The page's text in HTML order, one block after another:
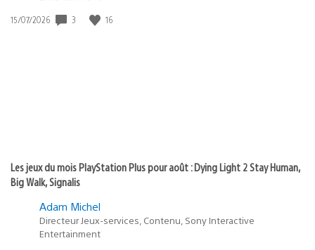
Date
15/07/2026 3 16
Les jeux du mois PlayStation Plus pour août : Dying Light 2 Stay Human,
Big Walk, Signalis
Adam Michel
Directeur Jeux-services, Contenu, Sony Interactive
Entertainment